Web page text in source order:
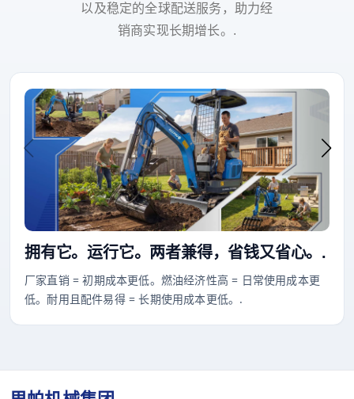
以及稳定的全球配送服务，助力经
销商实现长期增长。.
拥有它。运行它。两者兼得，省钱又省心。.
厂家直销 = 初期成本更低。燃油经济性高 = 日常使用成本更
低。耐用且配件易得 = 长期使用成本更低。.